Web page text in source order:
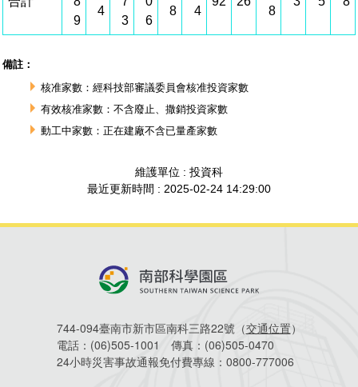
「沙崙生態科學園區生態保育協作平台」公開資訊
電子公文交換
744-094臺南市新市區南科三路22號（交通位置）
電話： (06)505-1001 傳真： (06)505-0470
24小時災害事故通報免付費專線： 0800-777006